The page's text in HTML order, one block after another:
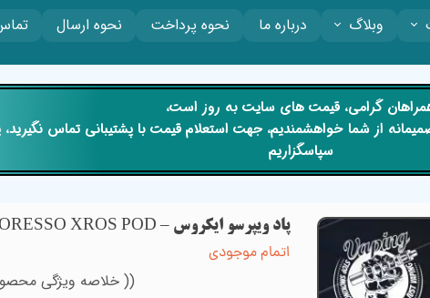
وبلاگ درباره ما نحوه پرداخت نحوه ارسال
پاد ویپرسو ایکروس – VAPORESSO XROS POD
اتمام موجودی
(( خلاصه ویژگی
گرامی، قیمت های سایت به روز است،
از شما خواهشمندیم، جهت استعلام قیمت با پشتیبانی تماس
سپاسگزاریم